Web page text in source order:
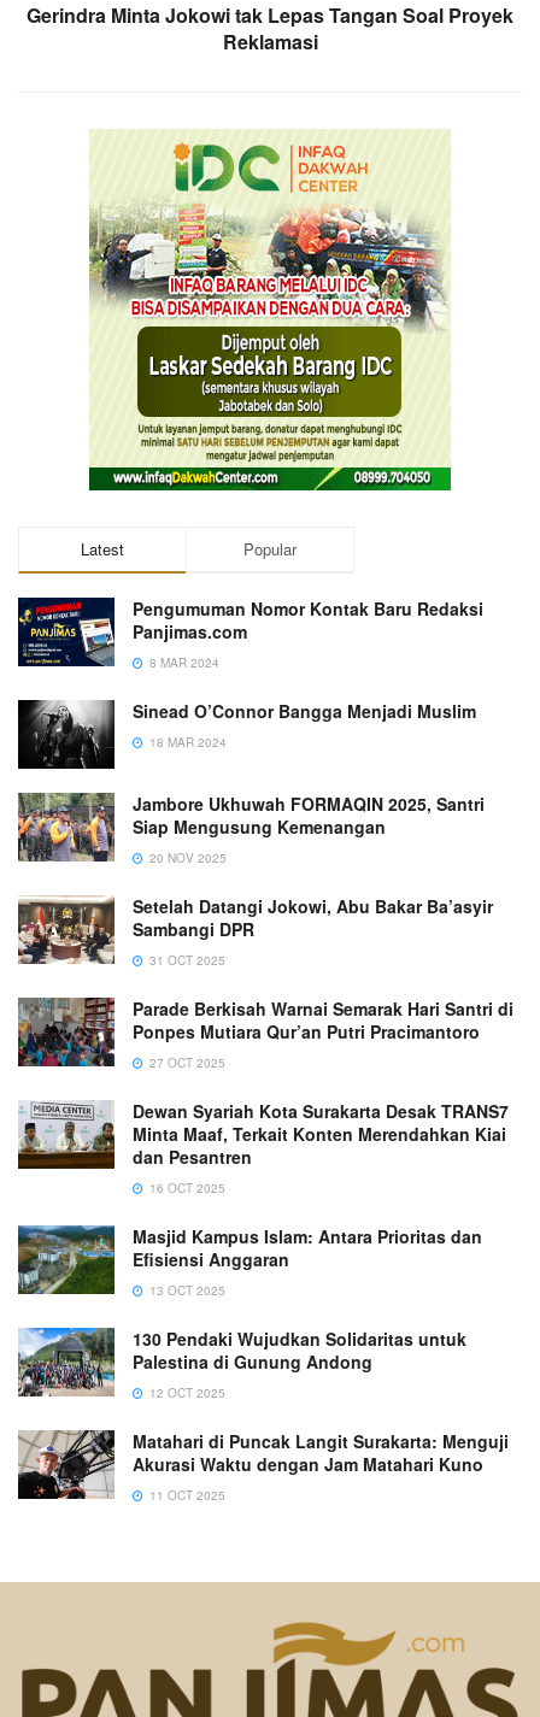
Gerindra Minta Jokowi tak Lepas Tangan Soal Proyek
Reklamasi
Latest Popular
Pengumuman Nomor Kontak Baru Redaksi
Panjimas.com
8 MAR 2024
Sinead O’Connor Bangga Menjadi Muslim
18 MAR 2024
Jambore Ukhuwah FORMAQIN 2025, Santri
Siap Mengusung Kemenangan
20 NOV 2025
Setelah Datangi Jokowi, Abu Bakar Ba’asyir
Sambangi DPR
31 OCT 2025
Parade Berkisah Warnai Semarak Hari Santri di
Ponpes Mutiara Qur’an Putri Pracimantoro
27 OCT 2025
Dewan Syariah Kota Surakarta Desak TRANS7
Minta Maaf, Terkait Konten Merendahkan Kiai
dan Pesantren
16 OCT 2025
Masjid Kampus Islam: Antara Prioritas dan
Efisiensi Anggaran
13 OCT 2025
130 Pendaki Wujudkan Solidaritas untuk
Palestina di Gunung Andong
12 OCT 2025
Matahari di Puncak Langit Surakarta: Menguji
Akurasi Waktu dengan Jam Matahari Kuno
11 OCT 2025